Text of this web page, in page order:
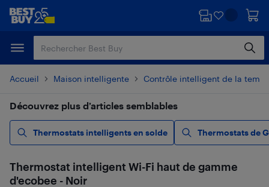
Passer
principal
Passer
Accueil Maison intelligente Contrôle intelligent de la
Découvrez plus d’articles semblables
Thermostats intelligents en solde Thermostats de
Thermostat intelligent Wi-Fi haut de gamme
d'ecobee - Noir